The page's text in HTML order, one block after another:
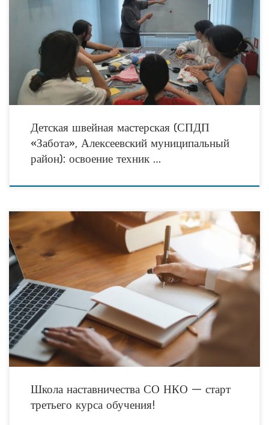
Воспитанники социального приюта для детей и подростков «Забота» —
участники проекта «Детская швейная мастерская» — познакомились с одной из
наиболее распространённых техник декоративно-прикладного искусства —
Детская швейная мастерская (СПДП
«Забота», Алексеевский муниципальный
район): освоение техник …
Уважаемые коллеги! Рады сообщить о запуске нового курса обучения Школы
наставничества социально ориентированных некоммерческих организаций. В
2026 году программа посвящена теме: «Социальное предпринимательство:
инструменты для
Школа наставничества СО НКО — старт
третьего курса обучения!